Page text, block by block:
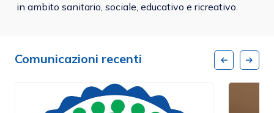
in ambito sanitario, sociale, educativo e ricreativo.
Comunicazioni recenti